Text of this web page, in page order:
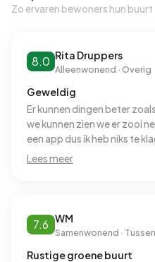
Zo ervaren bewoners hun buurt
8.0 Rita Druppers
Alleenwonend · Overig
Geweldig
Er kunnen dingen beter
we kunnen zien we er zooi
een app dus ik heb niks te
da t kunnen
Lees meer
7.6 WM
Samenwonend ·
Rustige groene buurt